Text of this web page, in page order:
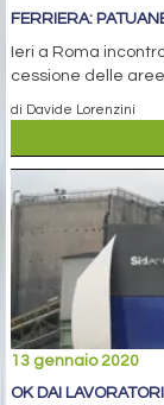
FERRIERA:
Ieri a Roma
cessione delle
di Davide Lorenzini
13 gennaio 2020
OK DAI